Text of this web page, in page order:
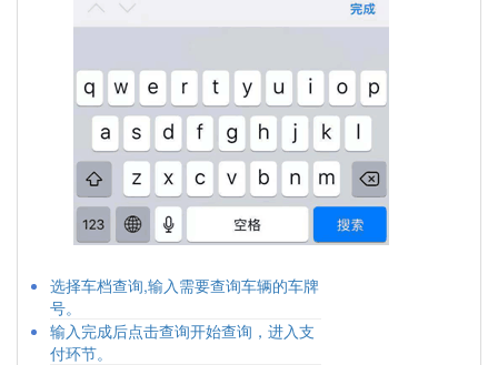
选择车档查询,输入需要查询车辆的车牌
号。
输入完成后点击查询开始查询，进入支
付环节。